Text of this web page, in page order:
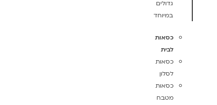
גדולים
במיוחד
כסאות
לבית
כסאות
לסלון
כסאות
מטבח